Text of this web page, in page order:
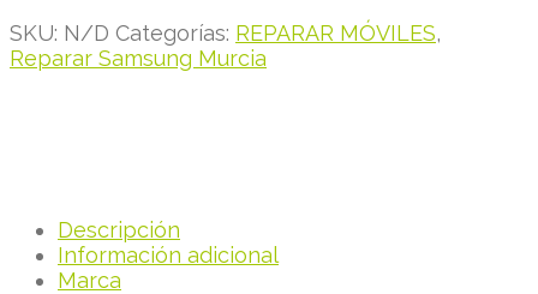
SKU: N/D Categorías: REPARAR MÓVILES,
Reparar Samsung Murcia
Descripción
Información adicional
Marca